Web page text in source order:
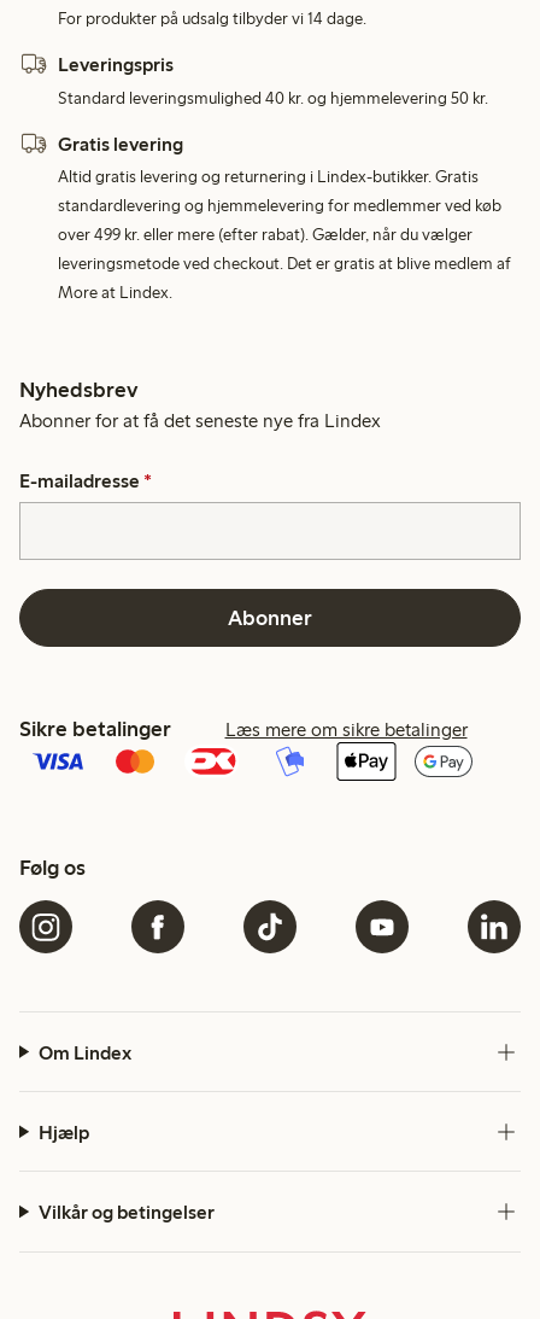
For produkter på udsalg tilbyder vi 14 dage.
Leveringspris
Standard leveringsmulighed 40 kr. og hjemmelevering 50 kr.
Gratis levering
Altid gratis levering og returnering i Lindex-butikker. Gratis
standardlevering og hjemmelevering for medlemmer ved køb
over 499 kr. eller mere (efter rabat). Gælder, når du vælger
leveringsmetode ved checkout. Det er gratis at blive medlem af
More at Lindex.
Nyhedsbrev
Abonner for at få det seneste nye fra Lindex
E-mailadresse *
Abonner
Sikre betalinger Læs mere om sikre betalinger
Følg os
Om Lindex
Hjælp
Vilkår og betingelser